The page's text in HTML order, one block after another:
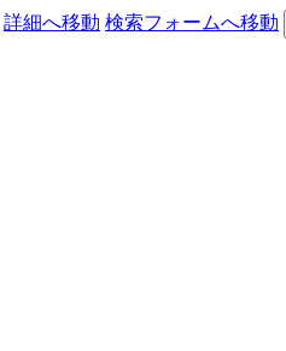
詳細へ移動 検索フォームへ移動